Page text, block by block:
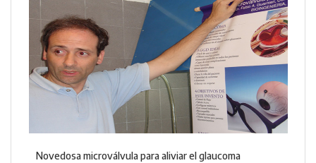
Novedosa microválvula para aliviar el glaucoma